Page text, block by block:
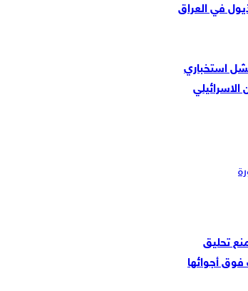
في العراق
استخباري
تحليق
فوق أجوائها